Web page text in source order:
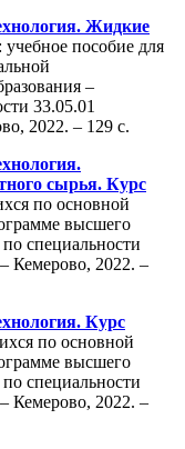
Жидкие
: учебное пособие для
–
33.05.01
2022. – 129 с.
сырья. Курс
по основной
высшего
специальности
Кемерово, 2022. –
Курс
по основной
высшего
специальности
Кемерово, 2022. –